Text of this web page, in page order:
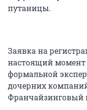
путаницы.
Заявка на
настоящий момент
формальной
дочерних
Франчайзинговый